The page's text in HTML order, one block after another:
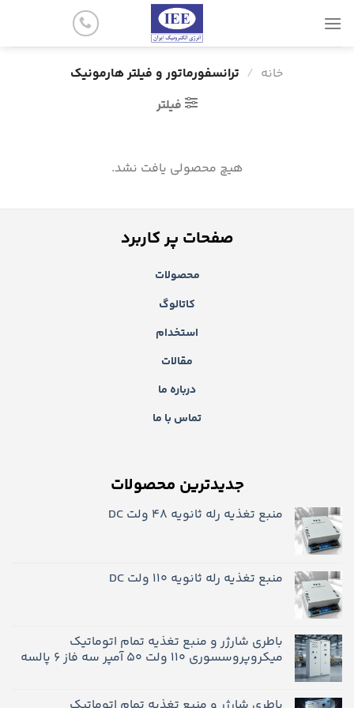
محتوا
خانه / ترانسفورماتور و فیلتر هارمونیک
فیلتر
هیچ محصولی یافت نشد.
صفحات پر کاربرد
محصولات
کاتالوگ
استخدام
مقالات
درباره ما
تماس با ما
جدیدترین محصولات
منبع تغذیه رله ثانویه 48 ولت DC
منبع تغذیه رله ثانویه ۱۱۰ ولت DC
باطری شارژر و منبع تغذیه تمام اتوماتیک
میکروپروسسوری 110 ولت 50 آمپر سه فاز 6 پالسه